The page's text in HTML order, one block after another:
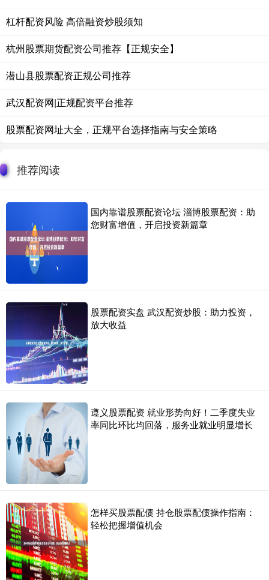
杠杆配资风险 高倍融资炒股须知
杭州股票期货配资公司推荐【正规安全】
潜山县股票配资正规公司推荐
武汉配资网|正规配资平台推荐
股票配资网址大全，正规平台选择指南与安全策略
推荐阅读
国内靠谱股票配资论坛 淄博股票配资：助
您财富增值，开启投资新篇章
股票配资实盘 武汉配资炒股：助力投资，
放大收益
遵义股票配资 就业形势向好！二季度失业
率同比环比均回落，服务业就业明显增长
怎样买股票配债 持仓股票配债操作指南：
轻松把握增值机会